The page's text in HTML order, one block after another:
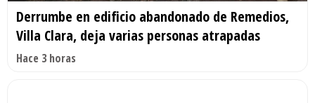
Derrumbe en edificio abandonado de Remedios,
Villa Clara, deja varias personas atrapadas
Hace 3 horas